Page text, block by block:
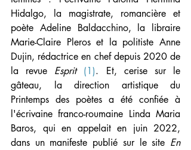
Hidalgo, la magistrate, romancière et
poète Adeline Baldacchino, la libraire
Marie-Claire Pleros et la politiste Anne
Dujin, rédactrice en chef depuis 2020 de
la revue Esprit (1). Et, cerise sur le
gâteau, la direction artistique du
Printemps des poètes a été confiée à
l'écrivaine franco-roumaine Linda Maria
Baros, qui en appelait en juin 2022,
dans un manifeste publié sur le site En